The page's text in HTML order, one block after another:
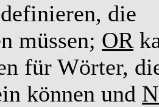
die
müssen; OR
für Wörter,
können und